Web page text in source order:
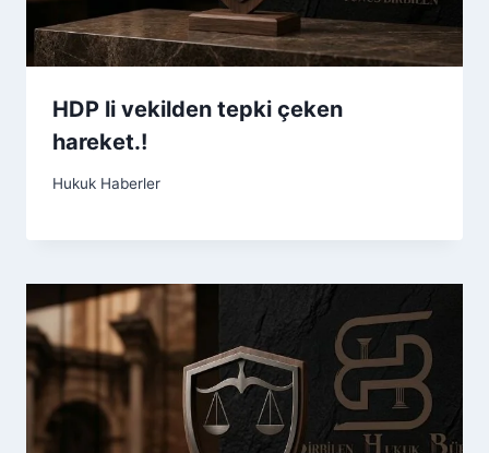
HDP li vekilden tepki çeken
hareket.!
Hukuk Haberler